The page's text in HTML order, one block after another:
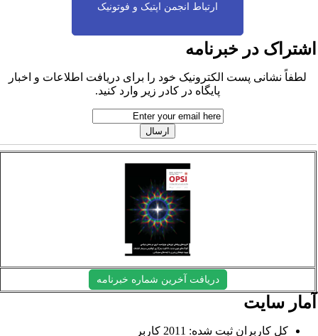
ارتباط انجمن اپتیک و فوتونیک
در خبرنامه
لطفاً نشانی پست الکترونیک خود را برای دریافت اطلاعات و اخبار
پایگاه در کادر زیر وارد کنید.
دریافت آخرین شماره خبرنامه
سایت
کل کاربران ثبت شده: 2011 کاربر